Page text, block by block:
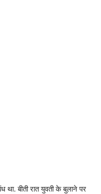
बीती रात युवती के बुलाने पर